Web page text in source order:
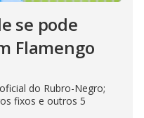
se pode
Flamengo
do Rubro-Negro;
fixos e outros 5